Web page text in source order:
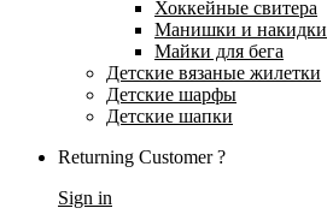
Хоккейные свитера
Манишки и накидки
Майки для бега
Детские вязаные жилетки
Детские шарфы
Детские шапки
Returning Customer ?
Sign in